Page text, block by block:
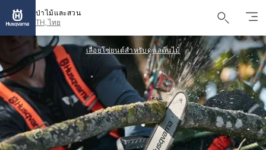
ป่าไม้และสวน
TH, ไทย
เลื่อยโซ่ยนต์สำหรับดูแลต้นไม้